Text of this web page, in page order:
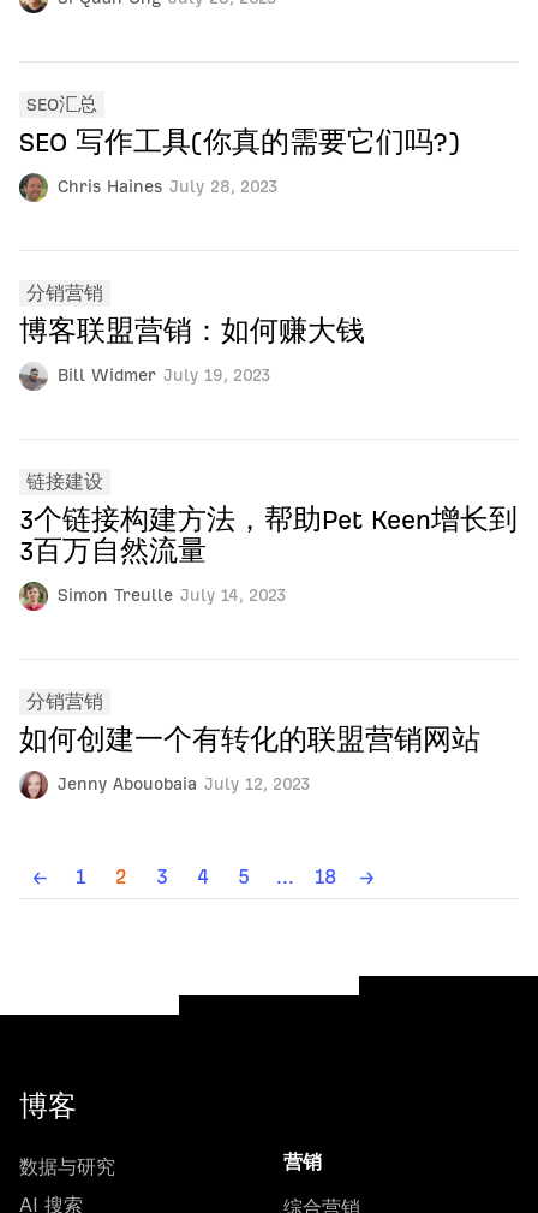
Chris Haines July 28, 2023
SEO汇总
SEO 写作工具(你真的需要它们吗?)
Bill Widmer July 19, 2023
分销营销
博客联盟营销：如何赚大钱
Simon Treulle July 14, 2023
链接建设
3个链接构建方法，帮助Pet Keen增长到
3百万自然流量
Jenny Abouobaia July 12, 2023
分销营销
如何创建一个有转化的联盟营销网站
← 1 2 3 4 5 ... 18 →
博客
数据与研究
AI 搜索
营销
综合营销